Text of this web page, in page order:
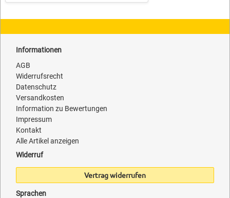
Informationen
AGB
Widerrufsrecht
Datenschutz
Versandkosten
Information zu Bewertungen
Impressum
Kontakt
Alle Artikel anzeigen
Widerruf
Vertrag widerrufen
Sprachen